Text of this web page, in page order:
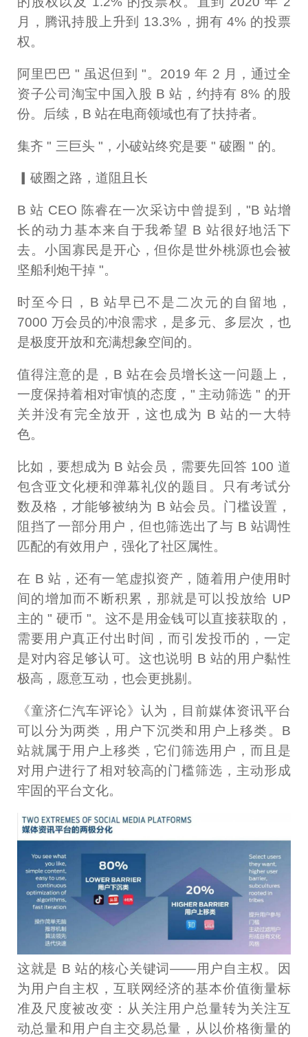
月，腾讯持股上升到 13.3%，拥有 4% 的投票
权。
阿里巴巴 " 虽迟但到 "。2019 年 2 月，通过全
资子公司淘宝中国入股 B 站，约持有 8% 的股
份。后续，B 站在电商领域也有了扶持者。
集齐 " 三巨头 "，小破站终究是要 " 破圈 " 的。
▎破圈之路，道阻且长
B 站 CEO 陈睿在一次采访中曾提到，"B 站增
长的动力基本来自于我希望 B 站很好地活下
去。小国寡民是开心，但你是世外桃源也会被
坚船利炮干掉 "。
时至今日，B 站早已不是二次元的自留地，
7000 万会员的冲浪需求，是多元、多层次，也
是极度开放和充满想象空间的。
值得注意的是，B 站在会员增长这一问题上，
一度保持着相对审慎的态度，" 主动筛选 " 的开
关并没有完全放开，这也成为 B 站的一大特
色。
比如，要想成为 B 站会员，需要先回答 100 道
包含亚文化梗和弹幕礼仪的题目。只有考试分
数及格，才能够被纳为 B 站会员。门槛设置，
阻挡了一部分用户，但也筛选出了与 B 站调性
匹配的有效用户，强化了社区属性。
在 B 站，还有一笔虚拟资产，随着用户使用时
间的增加而不断积累，那就是可以投放给 UP
主的 " 硬币 "。这不是用金钱可以直接获取的，
需要用户真正付出时间，而引发投币的，一定
是对内容足够认可。这也说明 B 站的用户黏性
极高，愿意互动，也会更挑剔。
《童济仁汽车评论》认为，目前媒体资讯平台
可以分为两类，用户下沉类和用户上移类。B
站就属于用户上移类，它们筛选用户，而且是
对用户进行了相对较高的门槛筛选，主动形成
牢固的平台文化。
这就是 B 站的核心关键词——用户自主权。因
为用户自主权，互联网经济的基本价值衡量标
准及尺度被改变：从关注用户总量转为关注互
动总量和用户自主交易总量，从以价格衡量的